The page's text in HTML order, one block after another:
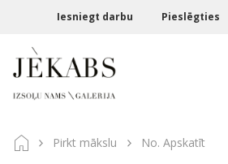
Iesniegt darbu Pieslēgties
Pirkt mākslu No. Apskatīt